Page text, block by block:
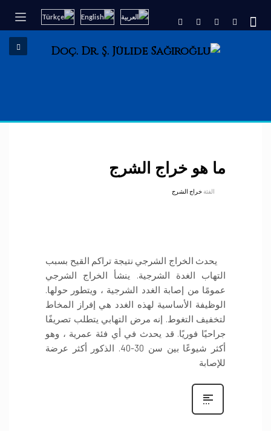
ما هو خراج الشرج
الفئة خراج الشرج
يحدث الخراج الشرجي نتيجة تراكم القيح بسبب
التهاب الغدة الشرجية. ينشأ الخراج الشرجي
عمومًا من إصابة الغدد الشرجية ، ويتطور حولها.
الوظيفة الأساسية لهذه الغدد هي إفراز المخاط
لتخفيف التغوط. إنه مرض التهابي يتطلب تصريفًا
جراحيًا فوريًا. قد يحدث في أي فئة عمرية ، وهو
أكثر شيوعًا بين سن 30-40. الذكور أكثر عرضة
للإصابة